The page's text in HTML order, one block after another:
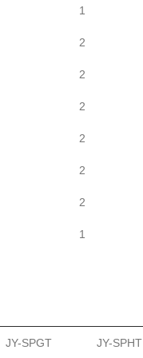
1
2
2
2
2
2
2
1
JY-SPGT JY-SPHT